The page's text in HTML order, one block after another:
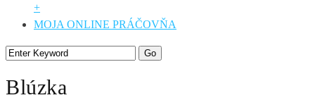
+
MOJA ONLINE PRÁČOVŇA
Blúzka